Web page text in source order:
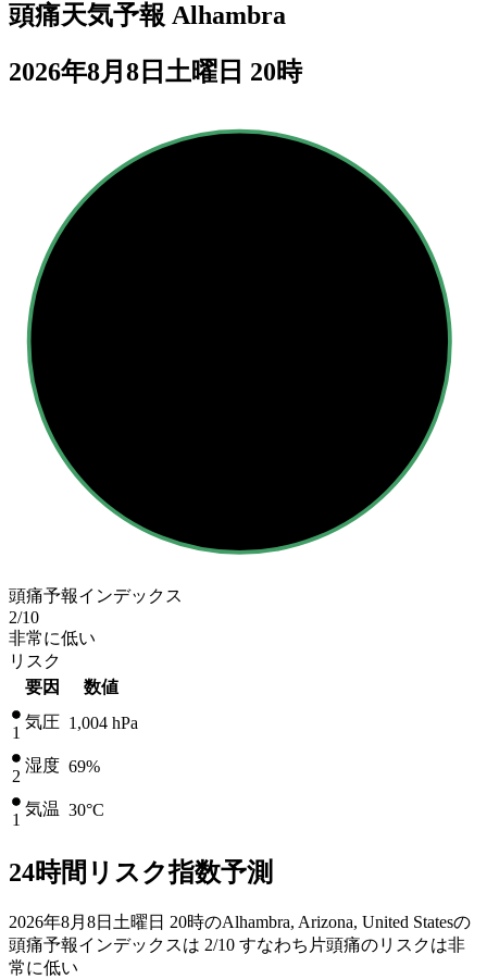
頭痛天気予報 Alhambra
2026年8月8日土曜日 20時
頭痛予報インデックス
2/10
非常に低い
リスク
要因
数値
1
気圧 1,004 hPa
2
湿度 69%
1
気温 30°C
24時間リスク指数予測
2026年8月8日土曜日 20時のAlhambra, Arizona, United Statesの
頭痛予報インデックスは 2/10 すなわち片頭痛のリスクは非
常に低い